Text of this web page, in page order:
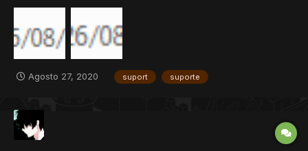
523kb como arrumo isso !!! aqui fica as 2...
Agosto 27, 2020 suport suporte